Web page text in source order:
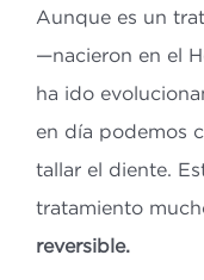
Aunque es un
—nacieron en el
ha ido
en día podemos
tallar el diente.
tratamiento
reversible.